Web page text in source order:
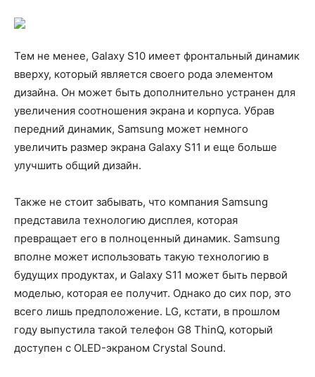
Тем не менее, Galaxy S10 имеет фронтальный динамик
вверху, который является своего рода элементом
дизайна. Он может быть дополнительно устранен для
увеличения соотношения экрана и корпуса. Убрав
передний динамик, Samsung может немного
увеличить размер экрана Galaxy S11 и еще больше
улучшить общий дизайн.
Также не стоит забывать, что компания Samsung
представила технологию дисплея, которая
превращает его в полноценный динамик. Samsung
вполне может использовать такую ​​технологию в
будущих продуктах, и Galaxy S11 может быть первой
моделью, которая ее получит. Однако до сих пор, это
всего лишь предположение. LG, кстати, в прошлом
году выпустила такой телефон G8 ThinQ, который
доступен с OLED-экраном Crystal Sound.